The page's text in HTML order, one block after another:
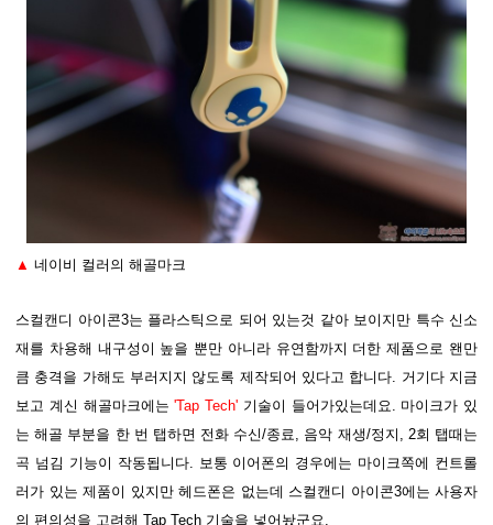
▲ 네이비 컬러의 해골마크
스컬캔디 아이콘3는 플라스틱으로 되어 있는것 같아 보이지만 특수 신소
재를 차용해 내구성이 높을 뿐만 아니라 유연함까지 더한 제품으로 왠만
큼 충격을 가해도 부러지지 않도록 제작되어 있다고 합니다. 거기다 지금
보고 계신 해골마크에는 'Tap Tech' 기술이 들어가있는데요. 마이크가 있
는 해골 부분을 한 번 탭하면 전화 수신/종료, 음악 재생/정지, 2회 탭때는
곡 넘김 기능이 작동됩니다. 보통 이어폰의 경우에는 마이크쪽에 컨트롤
러가 있는 제품이 있지만 헤드폰은 없는데 스컬캔디 아이콘3에는 사용자
의 편의성을 고려해 Tap Tech 기술을 넣어놨군요.